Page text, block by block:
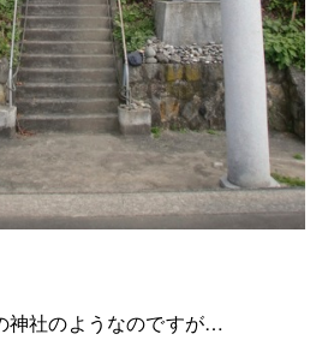
神社のようなのですが…